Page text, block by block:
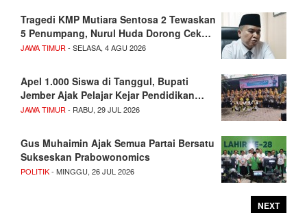
Tragedi KMP Mutiara Sentosa 2 Tewaskan
5 Penumpang, Nurul Huda Dorong Cek…
JAWA TIMUR - SELASA, 4 AGU 2026
Apel 1.000 Siswa di Tanggul, Bupati
Jember Ajak Pelajar Kejar Pendidikan…
JAWA TIMUR - RABU, 29 JUL 2026
Gus Muhaimin Ajak Semua Partai Bersatu
Sukseskan Prabowonomics
POLITIK- MINGGU, 26 JUL 2026
NEXT